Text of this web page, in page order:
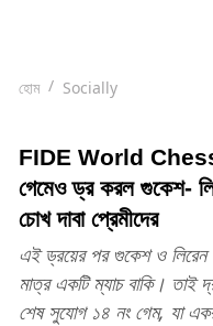
হোম Socially
FIDE World
গেমেও ড্র করল গুকেশ-
চোখ দাবা প্রেমীদের
এই ড্রয়ের পর গুকেশ ও
মাত্র একটি ম্যাচ বাকি। তাই
শেষ সুযোগ ১৪ নং গেম, যা